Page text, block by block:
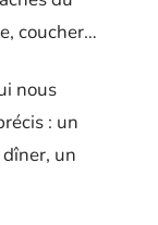
coucher…
nous
: un
un